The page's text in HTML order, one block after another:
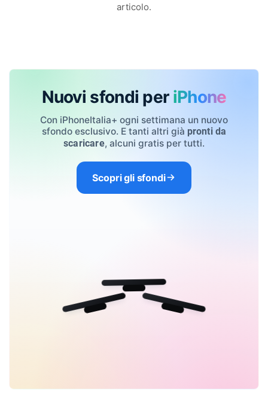
articolo.
Nuovi sfondi per iPhone
Con iPhoneItalia+ ogni settimana un nuovo
sfondo esclusivo. E tanti altri già pronti da
scaricare, alcuni gratis per tutti.
Scopri gli sfondi